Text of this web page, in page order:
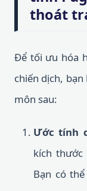
thoát
Để tối ưu hóa
chiến dịch,
môn sau:
Ước tính
kích thước
Bạn có